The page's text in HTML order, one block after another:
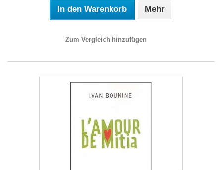
In den Warenkorb Mehr
Zum Vergleich hinzufügen